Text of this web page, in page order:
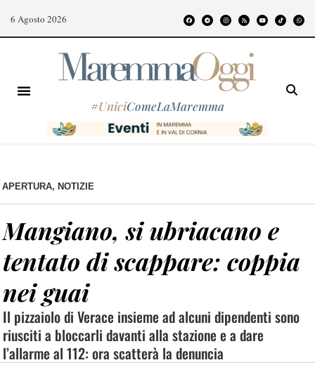
6 Agosto 2026
#UniciComeLaMaremma
APERTURA, NOTIZIE
Mangiano, si ubriacano e
tentato di scappare: coppia
nei guai
Il pizzaiolo di Verace insieme ad alcuni dipendenti sono
riusciti a bloccarli davanti alla stazione e a dare
l’allarme al 112: ora scatterà la denuncia